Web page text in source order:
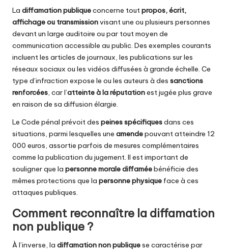
La diffamation publiqueconcerne toutpropos, écrit,
affichage ou transmissionvisant une ou plusieurs personnes
devant un large auditoire ou par tout moyen de
communication accessible au public. Des exemples courants
incluent les articles de journaux, les publications sur les
réseaux sociaux ou les vidéos diffusées à grande échelle. Ce
type d’infraction expose le ou les auteurs à des sanctions
renforcées, car l’atteinte à la réputationest jugée plus grave
en raison de sa diffusion élargie.
Le Code pénal prévoit des peines spécifiquesdans ces
situations, parmi lesquelles une amendepouvant atteindre 12
000 euros, assortie parfois de mesures complémentaires
comme la publication du jugement. Il est important de
souligner que la personne morale diffaméebénéficie des
mêmes protections que la personne physique face à ces
attaques publiques.
Comment reconnaître la diffamation
non publique ?
À l’inverse, la diffamation non publiquese caractérise par